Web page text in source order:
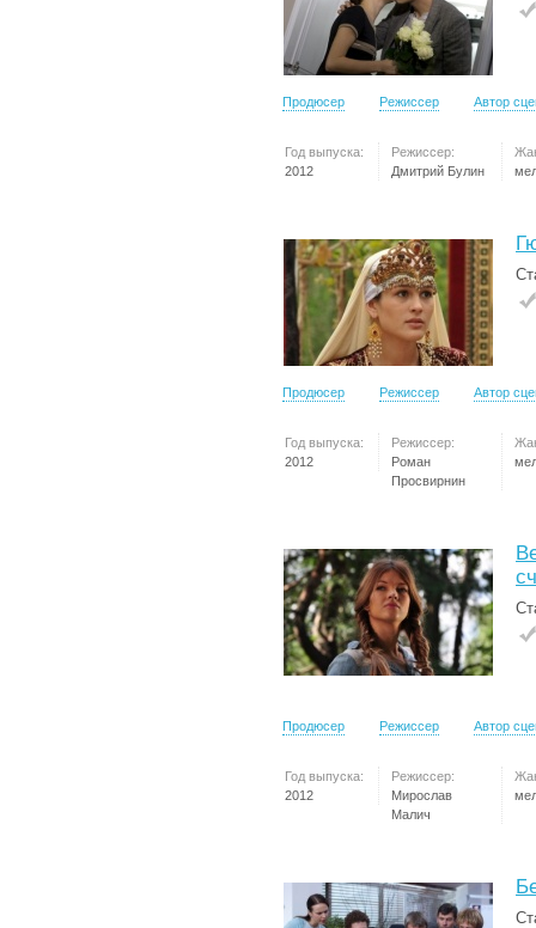
Продюсер Режиссер Автор
Год выпуска:
2012
Режиссер:
Дмитрий Булин
Продюсер Режиссер Автор
Год выпуска:
2012
Режиссер:
Роман
Просвирнин
Продюсер Режиссер Автор
Год выпуска:
2012
Режиссер:
Мирослав
Малич